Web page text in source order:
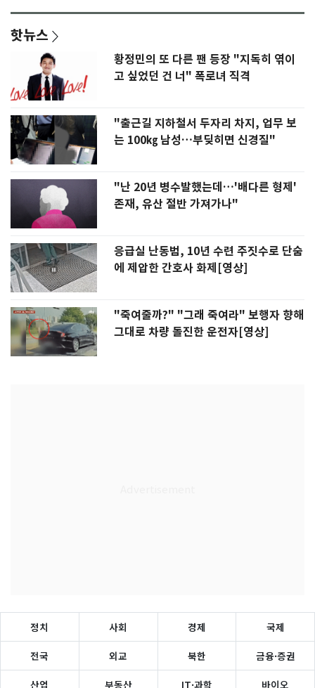
핫뉴스
황정민의 또 다른 팬 등장 "지독히 엮이
고 싶었던 건 너" 폭로녀 직격
"출근길 지하철서 두자리 차지, 업무 보
는 100㎏ 남성…부딪히면 신경질"
"난 20년 병수발했는데…'배다른 형제'
존재, 유산 절반 가져가나"
응급실 난동범, 10년 수련 주짓수로 단숨
에 제압한 간호사 화제[영상]
"죽여줄까?" "그래 죽여라" 보행자 향해
그대로 차량 돌진한 운전자[영상]
정치 사회 경제 국제
전국 외교 북한 금융·증권
산업 부동산 IT·과학 바이오